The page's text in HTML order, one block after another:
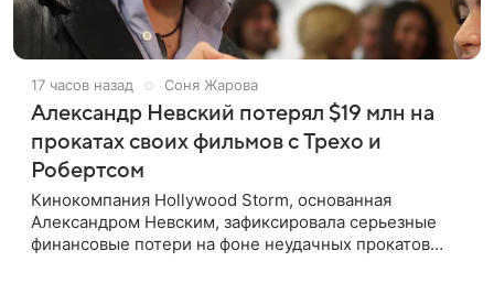
17 часов назад Соня Жарова
Александр Невский потерял $19 млн на
прокатах своих фильмов с Трехо и
Робертсом
Кинокомпания Hollywood Storm, основанная
Александром Невским, зафиксировала серьезные
финансовые потери на фоне неудачных прокатов